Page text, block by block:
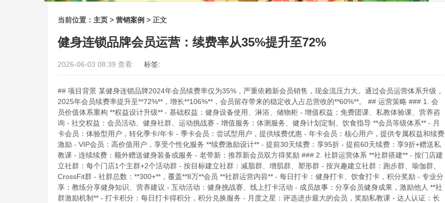
当前位置： 主页 > 营销案例 > 正文
健身连锁品牌会员运营：续费率从35%提升至72%
2026-06-03 08:39 查看: 标签:
## 项目背景 某健身连锁品牌2024年会员续费率仅为35%，严重依赖新会员销售，现金流压力大。通过会员运营体系升级，
2025年会员续费率提升至**72%**，增长**106%**，会员留存带来的稳定收入占总营收的**60%**。 ## 运营策略 ### 1. 会
员价值体系重构 **权益设计升级** - 基础权益：健身设备使用、淋浴、储物柜 - 增值权益：免费团课、私教体验课、营养咨
询 - 社交权益：会员活动、健身社群、运动挑战赛 - 增值服务：体测服务、健身计划定制、饮食指导 **会员等级体系** - 月
卡会员：体验型用户，转化季卡/年卡 - 季卡会员：尝试型用户，提供续费优惠 - 年卡会员：核心用户，提供专属权益和续费
激励 - VIP会员：高价值用户，享受个性化服务 **续费激励设计** - 提前30天续费：享95折 - 提前60天续费：享9折+赠送私
教课 - 连续续费：额外赠送健身装备或服务 - 老带新：推荐新会员双方得奖励 ### 2. 社群运营体系 **社群搭建** - 按门店建
立社群：每个门店1个主群+2个活动群 - 按目标建立社群：减脂群、增肌群、塑形群 - 按兴趣建立社群：跑步群、瑜伽群、
CrossFit群 - 社群总数：**300+**，覆盖**8万**会员 **社群运营内容** - 每日打卡：健身打卡、饮食打卡，积分奖励 - 专业分
享：教练分享健身知识、营养建议 - 互动活动：健身挑战赛、线上打卡活动 - 成员故事：分享会员健身成果，激励他人 **社
群激励机制** - 打卡积分：每日打卡得积分，积分兑换服务 - 月度之星：评选进步最大的会员，奖励私教课 - 达人认证：长